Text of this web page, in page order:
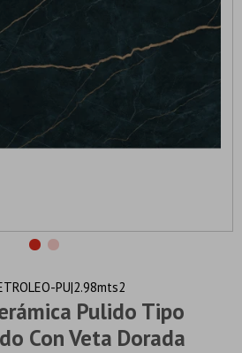
Pulido Tipo
Con Veta Dorada
PU|2.98mts2